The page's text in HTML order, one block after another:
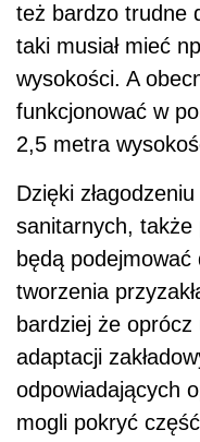
też bardzo trudne
taki musiał mieć
wysokości. A
funkcjonować w
2,5 metra
Dzięki
sanitarnych, także
będą
tworzenia
bardziej że oprócz
adaptacji
odpowiadających
mogli pokryć